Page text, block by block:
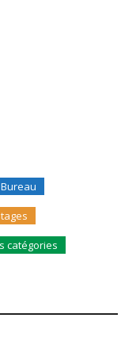
Bureau
catégories